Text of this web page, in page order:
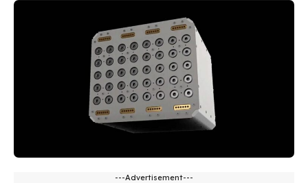
---Advertisement---